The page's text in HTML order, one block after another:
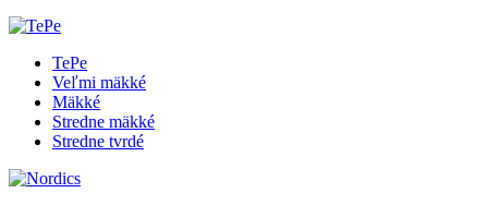
TePe
Veľmi mäkké
Mäkké
Stredne mäkké
Stredne tvrdé